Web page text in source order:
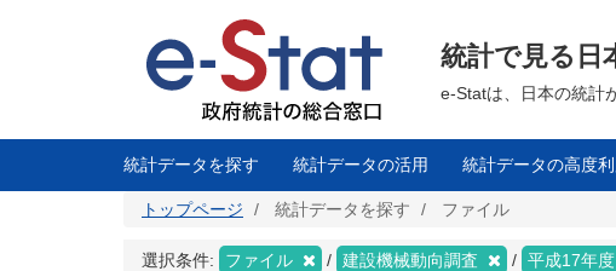
に
統計で見る日
e-Statは、日本の統計
統計データを探す 統計データの活用 統計データの高度利
トップページ 統計データを探す ファイル
選択条件: ファイル 建設機械動向調査 平成17年